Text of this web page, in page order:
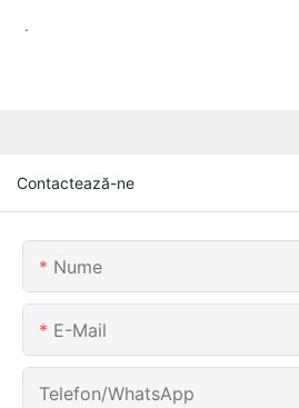
.
Contactează-ne
Nume
E-Mail
Telefon/WhatsApp